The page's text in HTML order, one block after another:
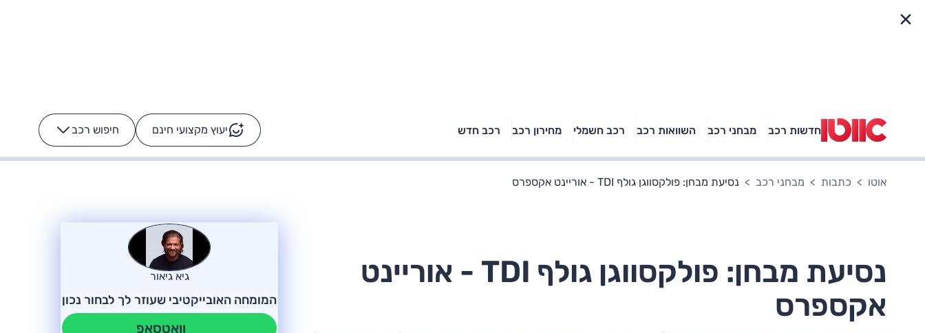
חדשות רכב מבחני רכב השוואות רכב רכב חשמלי מחירון רכב רכב חדש יעוץ מקצועי חינם חיפוש רכב -
באיזה רכב פנאי נוסעת
טויוטה ראב 4, קיה
ספורטאז' לונג ויונדאי
הנייר ועל הכביש
רכבי הסלבס: על מה נוסע
הרכב לא מתקלקל. המסך
כן
אוטו כתבות מבחני רכב נסיעת מבחן: פולקסווגן גולף TDI - אוריינט אקספרס
נסיעת מבחן: פולקסווגן גולף TDI - אוריינט
אקספרס
גיא גיאור
המומחה האובייקטיבי שעוזר לך לבחור נכון
וואטסאפ